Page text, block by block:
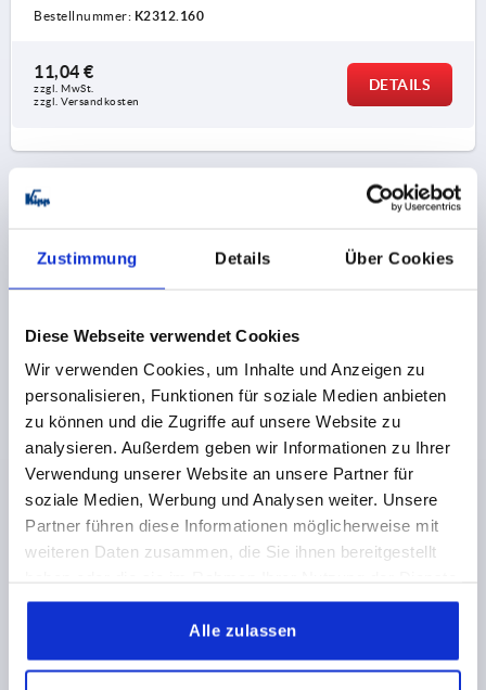
Zustimmung Details Über Cookies
Diese Webseite verwendet Cookies
Wir verwenden Cookies, um Inhalte und Anzeigen zu
personalisieren, Funktionen für soziale Medien anbieten
zu können und die Zugriffe auf unsere Website zu
analysieren. Außerdem geben wir Informationen zu Ihrer
Verwendung unserer Website an unsere Partner für
soziale Medien, Werbung und Analysen weiter. Unsere
Partner führen diese Informationen möglicherweise mit
weiteren Daten zusammen, die Sie ihnen bereitgestellt
gesammelt haben.
Alle zulassen
dünne Membran gebrochen werden.
Bestellnummer: K2312.160
11,04 €
zzgl. MwSt.
zzgl. Versandkosten
DETAILS
PRODUKTDETAILS
CAD
Andere Kunden kauften auch
K2309